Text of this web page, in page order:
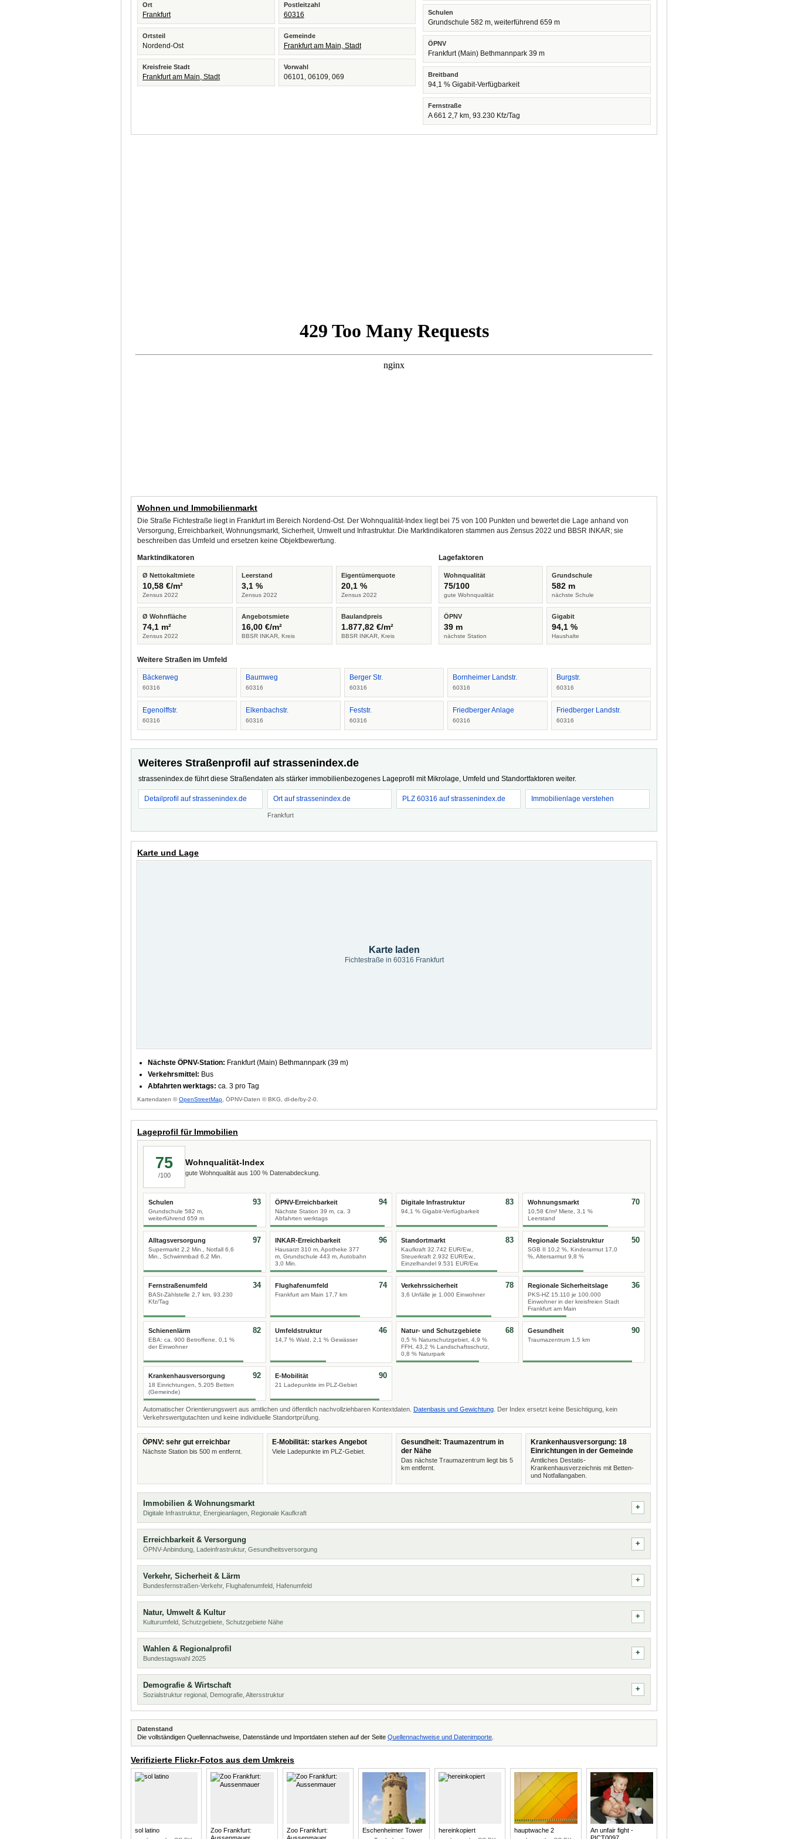
Ort
Frankfurt
Postleitzahl
60316
Ortsteil
Nordend-Ost
Gemeinde
Frankfurt am Main, Stadt
Kreisfreie Stadt
Frankfurt am Main, Stadt
Vorwahl
06101, 06109, 069
Schulen
Grundschule 582 m, weiterführend 659 m
ÖPNV
Frankfurt (Main) Bethmannpark 39 m
Breitband
94,1 % Gigabit-Verfügbarkeit
Fernstraße
A 661 2,7 km, 93.230 Kfz/Tag
Wohnen und Immobilienmarkt
Die Straße Fichtestraße liegt in Frankfurt im Bereich Nordend-Ost. Der Wohnqualität-Index liegt bei 75 von 100 Punkten und bewertet die Lage anhand von
Versorgung, Erreichbarkeit, Wohnungsmarkt, Sicherheit, Umwelt und Infrastruktur. Die Marktindikatoren stammen aus Zensus 2022 und BBSR INKAR; sie
beschreiben das Umfeld und ersetzen keine Objektbewertung.
Marktindikatoren
Ø Nettokaltmiete
10,58 €/m²
Zensus 2022
Leerstand
3,1 %
Zensus 2022
Eigentümerquote
20,1 %
Zensus 2022
Ø Wohnfläche
74,1 m²
Zensus 2022
Angebotsmiete
16,00 €/m²
BBSR INKAR, Kreis
Baulandpreis
1.877,82 €/m²
BBSR INKAR, Kreis
Lagefaktoren
Wohnqualität
75/100
gute Wohnqualität
Grundschule
582 m
nächste Schule
ÖPNV
39 m
nächste Station
Gigabit
94,1 %
Haushalte
Weitere Straßen im Umfeld
Bäckerweg
60316
Baumweg
60316
Berger Str.
60316
Bornheimer Landstr.
60316
Burgstr.
60316
Egenolffstr.
60316
Elkenbachstr.
60316
Feststr.
60316
Friedberger Anlage
60316
Friedberger Landstr.
60316
Weiteres Straßenprofil auf strassenindex.de
strassenindex.de führt diese Straßendaten als stärker immobilienbezogenes Lageprofil mit Mikrolage, Umfeld und Standortfaktoren weiter.
Detailprofil auf strassenindex.de Ort auf strassenindex.de
Frankfurt
PLZ 60316 auf strassenindex.de Immobilienlage verstehen
Karte und Lage
Karte laden
Fichtestraße in 60316 Frankfurt
Nächste ÖPNV-Station: Frankfurt (Main) Bethmannpark (39 m)
Verkehrsmittel: Bus
Abfahrten werktags: ca. 3 pro Tag
Kartendaten ©OpenStreetMap , ÖPNV-Daten © BKG, dl-de/by-2-0.
Lageprofil für Immobilien
75
/100
Wohnqualität-Index
gute Wohnqualität aus 100 % Datenabdeckung.
Schulen
Grundschule 582 m,
weiterführend 659 m
93 ÖPNV-Erreichbarkeit
Nächste Station 39 m, ca. 3
Abfahrten werktags
94 Digitale Infrastruktur
94,1 % Gigabit-Verfügbarkeit
83 Wohnungsmarkt
10,58 €/m² Miete, 3,1 %
Leerstand
70
Alltagsversorgung
Supermarkt 2,2 Min., Notfall 6,6
Min., Schwimmbad 6,2 Min.
97 INKAR-Erreichbarkeit
Hausarzt 310 m, Apotheke 377
m, Grundschule 443 m, Autobahn
3,0 Min.
96 Standortmarkt
Kaufkraft 32.742 EUR/Ew.,
Steuerkraft 2.932 EUR/Ew.,
Einzelhandel 9.531 EUR/Ew.
83 Regionale Sozialstruktur
SGB II 10,2 %, Kinderarmut 17,0
%, Altersarmut 9,8 %
50
Fernstraßenumfeld
BASt-Zählstelle 2,7 km, 93.230
Kfz/Tag
34 Flughafenumfeld
Frankfurt am Main 17,7 km
74 Verkehrssicherheit
3,6 Unfälle je 1.000 Einwohner
78 Regionale Sicherheitslage
PKS-HZ 15.110 je 100.000
Einwohner in der kreisfreien Stadt
Frankfurt am Main
36
Schienenlärm
EBA: ca. 900 Betroffene, 0,1 %
der Einwohner
82 Umfeldstruktur
14,7 % Wald, 2,1 % Gewässer
46 Natur- und Schutzgebiete
0,5 % Naturschutzgebiet, 4,9 %
FFH, 43,2 % Landschaftsschutz,
0,8 % Naturpark
68 Gesundheit
Traumazentrum 1,5 km
90
Krankenhausversorgung
18 Einrichtungen, 5.205 Betten
(Gemeinde)
92 E-Mobilität
21 Ladepunkte im PLZ-Gebiet
90
Automatischer Orientierungswert aus amtlichen und öffentlich nachvollziehbaren Kontextdaten. Datenbasis und Gewichtung . Der Index ersetzt keine Besichtigung, kein
Verkehrswertgutachten und keine individuelle Standortprüfung.
ÖPNV: sehr gut erreichbar
Nächste Station bis 500 m entfernt.
E-Mobilität: starkes Angebot
Viele Ladepunkte im PLZ-Gebiet.
Gesundheit: Traumazentrum in
der Nähe
Das nächste Traumazentrum liegt bis 5
km entfernt.
Krankenhausversorgung: 18
Einrichtungen in der Gemeinde
Amtliches Destatis-
Krankenhausverzeichnis mit Betten-
und Notfallangaben.
Immobilien & Wohnungsmarkt
Digitale Infrastruktur, Energieanlagen, Regionale Kaufkraft
Erreichbarkeit & Versorgung
ÖPNV-Anbindung, Ladeinfrastruktur, Gesundheitsversorgung
Verkehr, Sicherheit & Lärm
Bundesfernstraßen-Verkehr, Flughafenumfeld, Hafenumfeld
Natur, Umwelt & Kultur
Kulturumfeld, Schutzgebiete, Schutzgebiete Nähe
Wahlen & Regionalprofil
Bundestagswahl 2025
Demografie & Wirtschaft
Sozialstruktur regional, Demografie, Altersstruktur
Datenstand
Die vollständigen Quellennachweise, Datenstände und Importdaten stehen auf der Seite Quellennachweise und Datenimporte
Verifizierte Flickr-Fotos aus dem Umkreis
sol latino
Zoo Frankfurt:
Zoo Frankfurt:
Eschenheimer Tower hereinkopiert hauptwache 2
An unfair fight -